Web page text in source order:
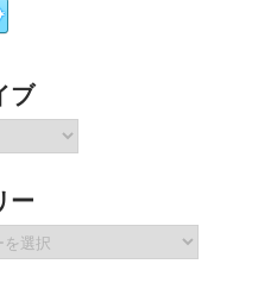
ブ
ー